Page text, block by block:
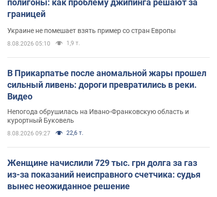
границей
Украине не помешает взять пример со стран Европы
8.08.2026 05:10 1,9 т.
В Прикарпатье после аномальной жары прошел
сильный ливень: дороги превратились в реки.
Видео
Непогода обрушилась на Ивано-Франковскую область и
курортный Буковель
8.08.2026 09:27 22,6 т.
Женщине начислили 729 тыс. грн долга за газ
из-за показаний неисправного счетчика: судья
вынес неожиданное решение